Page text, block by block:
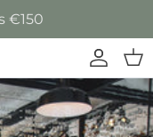
€150
Compte